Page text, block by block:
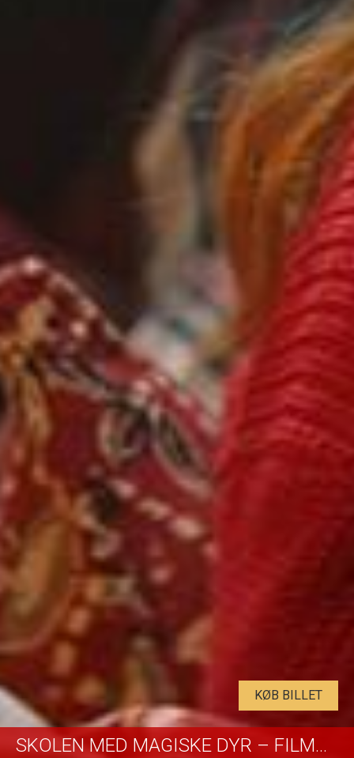
SKOLEN MED MAGISKE DYR – FILMEN
KØB BILLET